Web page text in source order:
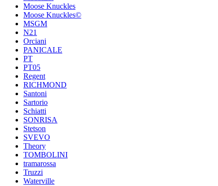
Moose Knuckles
Moose Knuckles©️
MSGM
N21
Orciani
PANICALE
PT
PT05
Regent
RICHMOND
Santoni
Sartorio
Schiatti
SONRISA
Stetson
SVEVO
Theory
TOMBOLINI
tramarossa
Truzzi
Waterville